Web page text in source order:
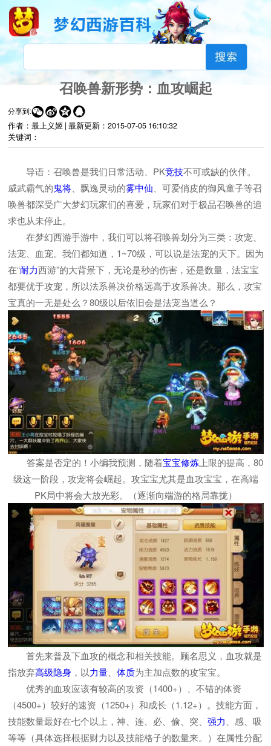
召唤兽新形势：血攻崛起
分享到: 
作者：最上义姬 | 最新更新： 2015-07-05 16:10:32
关键词：
导语：召唤兽是我们日常活动、PK竞技不可或缺的伙伴。
威武霸气的鬼将、飘逸灵动的雾中仙 、可爱俏皮的御风童子等召
唤兽都深受广大梦幻玩家们的喜爱，玩家们对于极品召唤兽的追
求也从未停止。
在梦幻西游手游中，我们可以将召唤兽划分为三类：攻宠、
法宠、血宠。我们都知道，1~70级，可以说是法宠的天下。因为
在“耐力西游”的大背景下，无论是秒的伤害，还是数量，法宝宝
都要优于攻宠，所以法系兽决价格远高于攻系兽决。那么，攻宝
宝真的一无是处么？80级以后依旧会是法宠当道么？
答案是否定的！小编我预测，随着宝宝修炼上限的提高，80
级这一阶段，攻宠将会崛起。攻宝宝尤其是血攻宝宝，在高端
PK局中将会大放光彩。（逐渐向端游的格局靠拢）
首先来普及下血攻的概念和相关技能。顾名思义，血攻就是
指放弃高级隐身 ，以力量、 体质为主加点数的攻宝宝。
优秀的血攻应该有较高的攻资（1400+）、不错的体资
（4500+）较好的速资（1250+）和成长（1.12+）。技能方面，
技能数量最好在七个以上，神、连、必、偷、突、 强力 、感、吸
等等（具体选择根据财力以及技能格子的数量来。）在属性分配